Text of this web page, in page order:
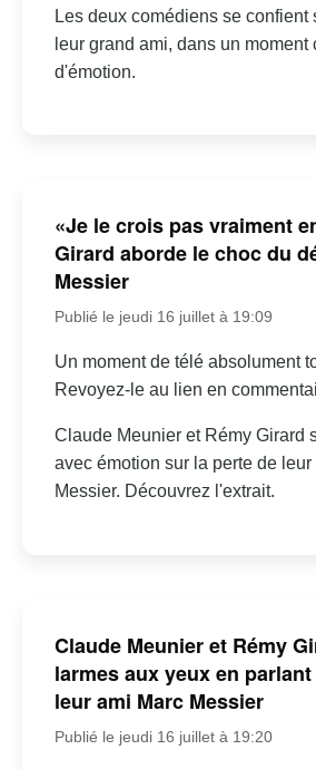
Les deux comédiens se confient
leur grand ami, dans un moment
d'émotion.
«Je le crois pas vraiment
Girard aborde le choc du
Messier
Publié le jeudi 16 juillet à 19:09
Un moment de télé absolument
Revoyez-le au lien en
Claude Meunier et Rémy Girard
avec émotion sur la perte de leur
Messier. Découvrez l'extrait.
Claude Meunier et Rémy
larmes aux yeux en
leur ami Marc Messier
Publié le jeudi 16 juillet à 19:20